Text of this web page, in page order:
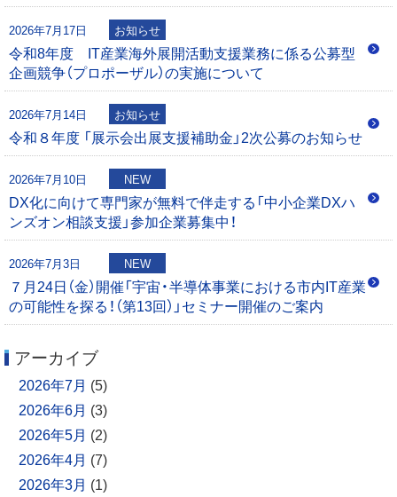
ョ
ン
2026年7月17日 お知らせ
令和8年度 IT産業海外展開活動支援業務に係る公募型
企画競争（プロポーザル）の実施について
2026年7月14日 お知らせ
令和８年度 「展示会出展支援補助金」2次公募のお知らせ
2026年7月10日 NEW
DX化に向けて専門家が無料で伴走する「中小企業DXハ
ンズオン相談支援」参加企業募集中！
2026年7月3日 NEW
７月24日（金）開催「宇宙・半導体事業における市内IT産業
の可能性を探る！（第13回）」セミナー開催のご案内
アーカイブ
2026年7月 (5)
2026年6月 (3)
2026年5月 (2)
2026年4月 (7)
2026年3月 (1)